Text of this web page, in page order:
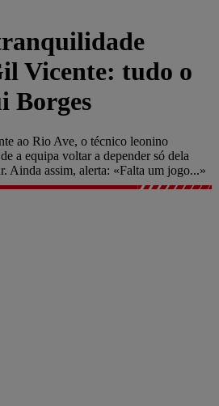
Vicente: tudo o
Borges
ao Rio Ave, o técnico leonino
a equipa voltar a depender só dela
Ainda assim, alerta: «Falta um jogo...»